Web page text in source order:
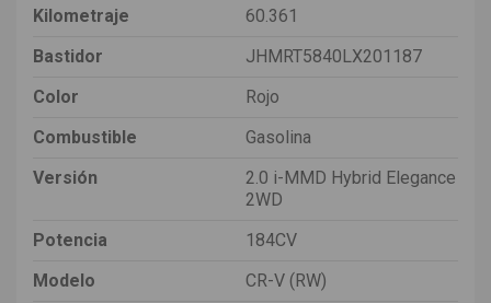
Kilometraje
60.361
Bastidor
JHMRT5840LX201187
Color
Rojo
Combustible
Gasolina
Versión
2.0 i-MMD Hybrid Elegance
2WD
Potencia
184CV
Modelo
CR-V (RW)